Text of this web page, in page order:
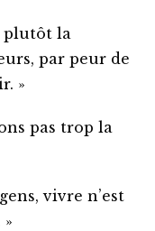
plutôt la
par peur de
»
pas trop la
vivre n’est